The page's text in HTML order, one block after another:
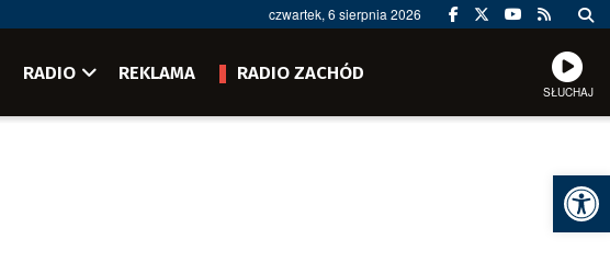
czwartek, 6 sierpnia 2026
RADIO REKLAMA RADIO ZACHÓD
SŁUCHAJ